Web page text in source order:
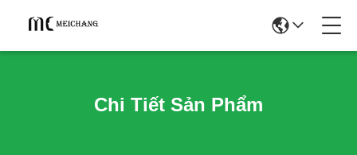
Chi Tiết Sản Phẩm